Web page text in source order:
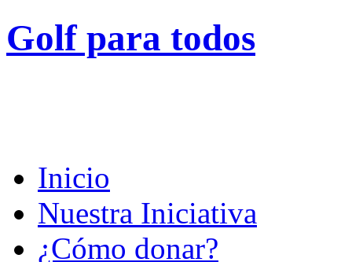
Golf para todos
Inicio
Nuestra Iniciativa
¿Cómo donar?